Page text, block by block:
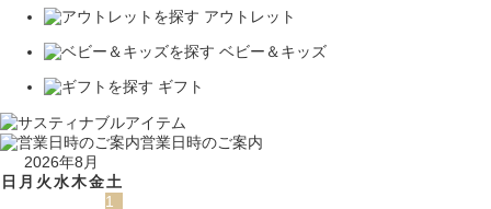
アウトレット
ベビー＆キッズ
ギフト
営業日時のご案内
2026年8月
日 月 火水木金土
1